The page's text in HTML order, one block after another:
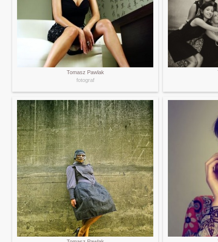
Tomasz Pawlak
fotograf